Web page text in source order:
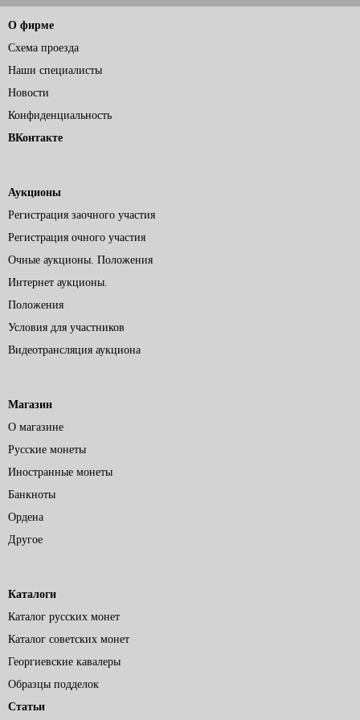
О фирме
Схема проезда
Наши специалисты
Новости
Конфиденциальность
ВКонтакте
Аукционы
Регистрация заочного участия
Регистрация очного участия
Очные аукционы. Положения
Интернет аукционы.
Положения
Условия для участников
Видеотрансляция аукциона
Магазин
О магазине
Русские монеты
Иностранные монеты
Банкноты
Ордена
Другое
Каталоги
Каталог русских монет
Каталог советских монет
Георгиевские кавалеры
Образцы подделок
Статьи